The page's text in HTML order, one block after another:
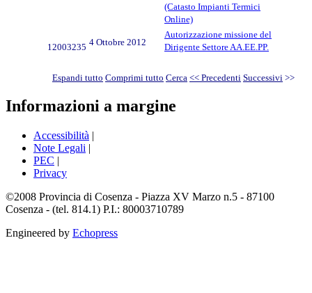
(Catasto Impianti Termici
Online)
12003235 4 Ottobre 2012
Autorizzazione missione del
Dirigente Settore AA.EE.PP.
Espandi tutto Comprimi tutto Cerca << Precedenti Successivi >>
Informazioni a margine
Accessibilità |
Note Legali |
PEC |
Privacy
©2008 Provincia di Cosenza - Piazza XV Marzo n.5 - 87100
Cosenza - (tel. 814.1) P.I.: 80003710789
Engineered by Echopress